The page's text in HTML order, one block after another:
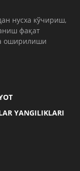
нусха кўчириш,
фақат
оширилиши
YANGILIKLARI